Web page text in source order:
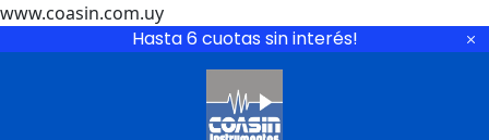
www.coasin.com.uy
Hasta 6 cuotas sin interés!